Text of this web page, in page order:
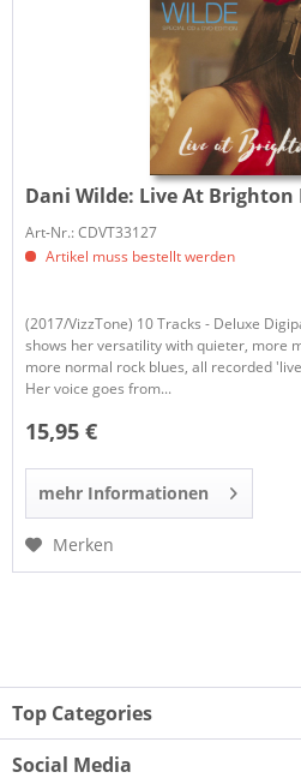
Dani Wilde: Live At Brighton
Art-Nr.: CDVT33127
Artikel muss bestellt werden
(2017/VizzTone) 10 Tracks - Deluxe
shows her versatility with quieter, more
more normal rock blues, all recorded
Her voice goes from...
15,95 €
mehr Informationen
Merken
Top Categories
Social Media